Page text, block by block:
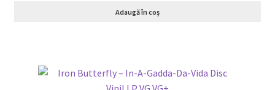
Adaugă în coș